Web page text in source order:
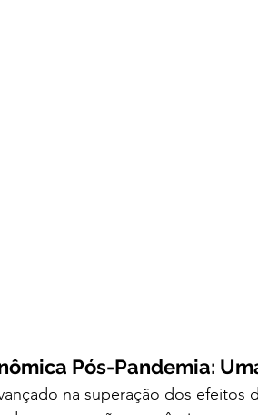
Pós-Pandemia:
na superação dos efeitos